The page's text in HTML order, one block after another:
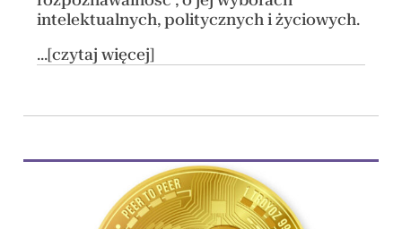
intelektualnych, politycznych i życiowych.
...[czytaj więcej]